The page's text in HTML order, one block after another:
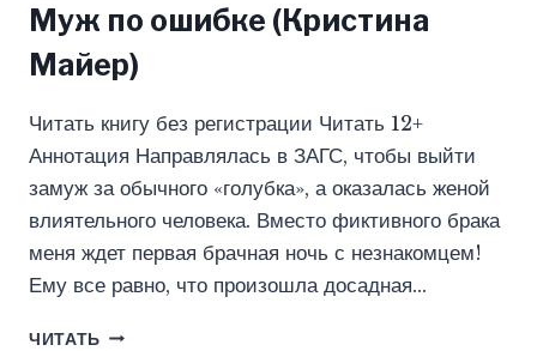
Муж по ошибке (Кристина
Майер)
Читать книгу без регистрации Читать 12+
Аннотация Направлялась в ЗАГС, чтобы выйти
замуж за обычного «голубка», а оказалась женой
влиятельного человека. Вместо фиктивного брака
меня ждет первая брачная ночь с незнакомцем!
Ему все равно, что произошла досадная…
ЧИТАТЬ МУЖ